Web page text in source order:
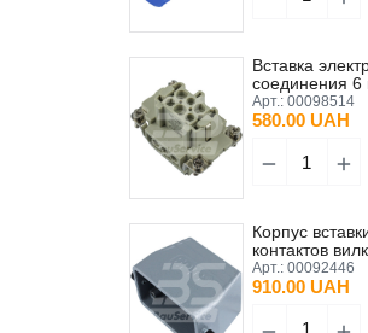
Вставка
соединения 6
16A BS/
(MT)
Арт.: 00098514
580.00 UAH
Корпус
контактов
электрического
соединения
Арт.: 00092446
910.00 UAH